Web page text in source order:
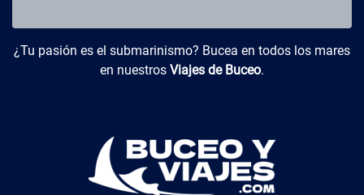
Buceo y Viajes
¿Tu pasión es el submarinismo? Bucea en todos los mares
en nuestros Viajes de Buceo.